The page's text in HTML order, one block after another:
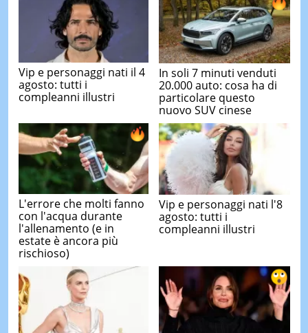
Vip e personaggi nati il 4
agosto: tutti i
compleanni illustri
In soli 7 minuti venduti
20.000 auto: cosa ha di
particolare questo
nuovo SUV cinese
L'errore che molti fanno
con l'acqua durante
l'allenamento (e in
estate è ancora più
rischioso)
Vip e personaggi nati l'8
agosto: tutti i
compleanni illustri